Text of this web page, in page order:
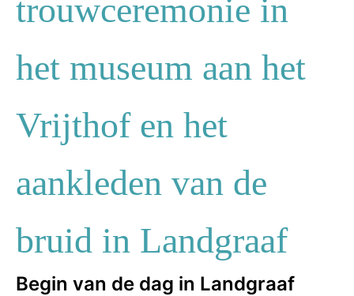
trouwceremonie in
het museum aan het
Vrijthof en het
aankleden van de
bruid in Landgraaf
Begin van de dag in Landgraaf